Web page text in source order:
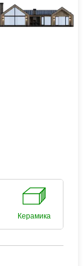
Керамика